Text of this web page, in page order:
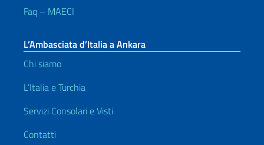
Faq – MAECI
L’Ambasciata d’Italia a Ankara
Chi siamo
L’Italia e Turchia
Servizi Consolari e Visti
Contatti